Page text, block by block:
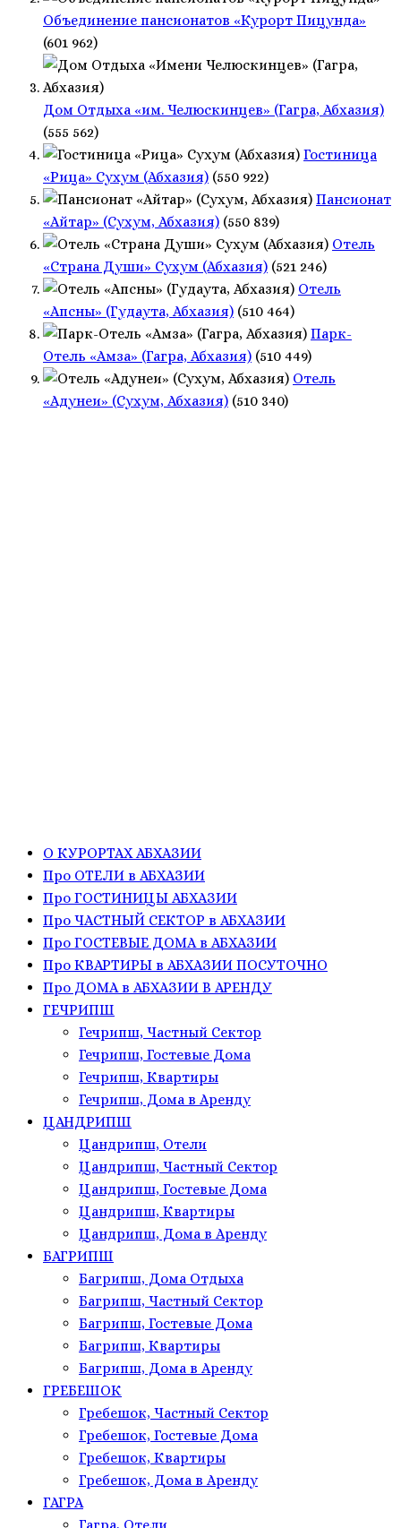
Объединение пансионатов «Курорт Пицунда»
(601 962)
Дом Отдыха «им. Челюскинцев» (Гагра, Абхазия)
(555 562)
Гостиница
«Рица» Сухум (Абхазия) (550 922)
Пансионат
«Айтар» (Сухум, Абхазия) (550 839)
Отель
«Страна Души» Сухум (Абхазия) (521 246)
Отель
«Апсны» (Гудаута, Абхазия) (510 464)
Парк-
Отель «Амза» (Гагра, Абхазия) (510 449)
Отель
«Адунеи» (Сухум, Абхазия) (510 340)
О КУРОРТАХ АБХАЗИИ
Про ОТЕЛИ в АБХАЗИИ
Про ГОСТИНИЦЫ АБХАЗИИ
Про ЧАСТНЫЙ СЕКТОР в АБХАЗИИ
Про ГОСТЕВЫЕ ДОМА в АБХАЗИИ
Про КВАРТИРЫ в АБХАЗИИ ПОСУТОЧНО
Про ДОМА в АБХАЗИИ В АРЕНДУ
ГЕЧРИПШ
Гечрипш, Частный Сектор
Гечрипш, Гостевые Дома
Гечрипш, Квартиры
Гечрипш, Дома в Аренду
ЦАНДРИПШ
Цандрипш, Отели
Цандрипш, Частный Сектор
Цандрипш, Гостевые Дома
Цандрипш, Квартиры
Цандрипш, Дома в Аренду
БАГРИПШ
Багрипш, Дома Отдыха
Багрипш, Частный Сектор
Багрипш, Гостевые Дома
Багрипш, Квартиры
Багрипш, Дома в Аренду
ГРЕБЕШОК
Гребешок, Частный Сектор
Гребешок, Гостевые Дома
Гребешок, Квартиры
Гребешок, Дома в Аренду
ГАГРА
Гагра, Отели